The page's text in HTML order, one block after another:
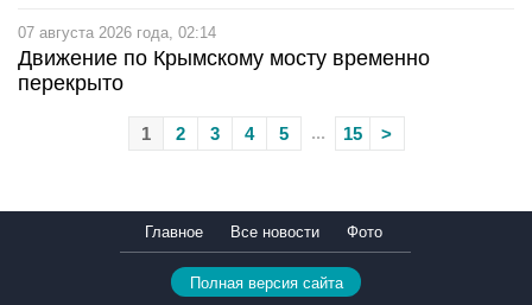
07 августа 2026 года, 02:14
Движение по Крымскому мосту временно
перекрыто
1 2 3 4 5 ... 15 >
Главное Все новости Фото
Полная версия сайта